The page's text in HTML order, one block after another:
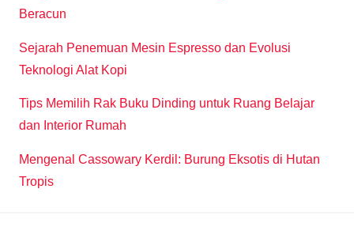
Beracun
Sejarah Penemuan Mesin Espresso dan Evolusi
Teknologi Alat Kopi
Tips Memilih Rak Buku Dinding untuk Ruang Belajar
dan Interior Rumah
Mengenal Cassowary Kerdil: Burung Eksotis di Hutan
Tropis